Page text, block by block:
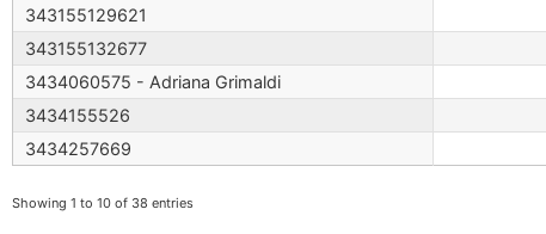
343155129621
343155132677
3434060575 - Adriana Grimaldi
3434155526
3434257669
Showing 1 to 10 of 38 entries